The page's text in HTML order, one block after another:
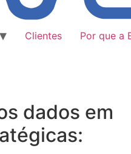
Clientes Por que a
dados em